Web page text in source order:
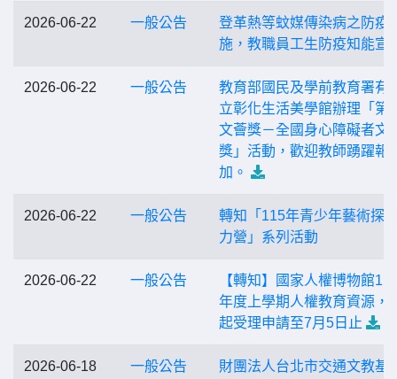
2026-06-22 一般公告
登革熱等蚊媒傳染病之防疫
施，教職員工生防疫知能宣
2026-06-22 一般公告
教育部國民及學前教育署有
立彰化生活美學館辦理「第
文薈獎－全國身心障礙者文
獎」活動，歡迎教師踴躍報
加。
2026-06-22 一般公告
轉知「115年青少年藝術探
力營」系列活動
2026-06-22 一般公告
【轉知】國家人權博物館
年度上學期人權教育資源，
起受理申請至7月5日止
2026-06-18 一般公告
財團法人台北市交通文教基